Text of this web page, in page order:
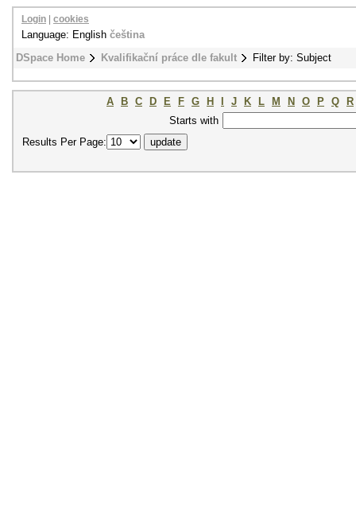
DSpace Home Kvalifikační práce dle fakult Filter by: Subject
Login cookies
Language: English čeština
A B C D E F G H J K L M N O P Q
R
Starts with
Results Per Page: